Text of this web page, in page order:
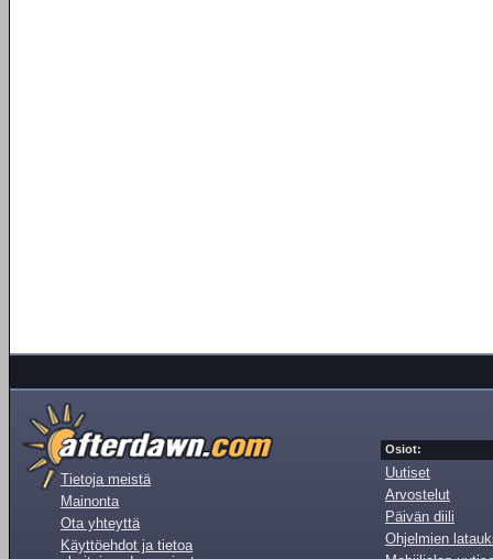
Tietoja meistä
Mainonta
Ota yhteyttä
Käyttöehdot ja tietoa
Osiot:
Uutiset
Arvostelut
Päivän diili
Ohjelmien